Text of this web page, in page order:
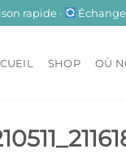
rapide ·
SHOP OÙ